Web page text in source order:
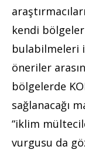
kendi
bulabilmeleri
öneriler
bölgelerde
sağlanacağı
“iklim
vurgusu da